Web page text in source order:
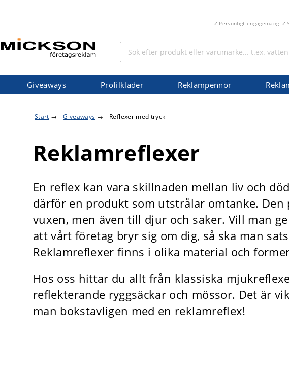
Personligt engagemang
Giveaways Profilkläder Reklampennor
Start → Giveaways → Reflexer med tryck
Reklamreflexer
En reflex kan vara skillnaden mellan liv och
därför en produkt som utstrålar omtanke. Den
vuxen, men även till djur och saker. Vill man
att vårt företag bryr sig om dig, så ska man
Reklamreflexer finns i olika material och
Hos oss hittar du allt från klassiska
reflekterande ryggsäckar och mössor. Det är
man bokstavligen med en reklamreflex!